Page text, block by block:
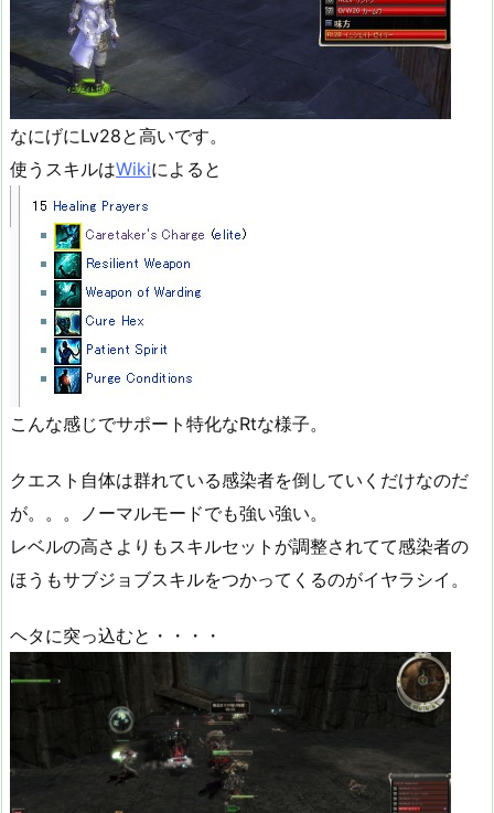
なにげにLv28と高いです。
使うスキルはWikiによると
こんな感じでサポート特化なRtな様子。
クエスト自体は群れている感染者を倒していくだけなのだ
が。。。ノーマルモードでも強い強い。
レベルの高さよりもスキルセットが調整されてて感染者の
ほうもサブジョブスキルをつかってくるのがイヤラシイ。
ヘタに突っ込むと・・・・